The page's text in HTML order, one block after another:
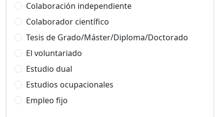
Colaboración independiente
Colaborador científico
Tesis de Grado/Máster/Diploma/Doctorado
El voluntariado
Estudio dual
Estudios ocupacionales
Empleo fijo